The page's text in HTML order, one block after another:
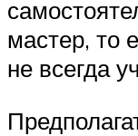
мастер, то
не всегда